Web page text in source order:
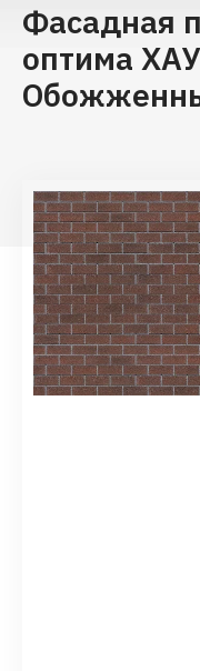
Фасадная
оптима